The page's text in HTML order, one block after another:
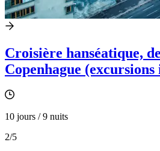
Croisière hanséatique,
Copenhague (excursions
10 jours / 9 nuits
2/5